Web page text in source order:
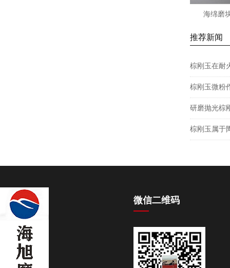
海绵磨
推荐新闻
棕刚玉在耐
棕刚玉微粉
研磨抛光棕
棕刚玉属于
微信二维码